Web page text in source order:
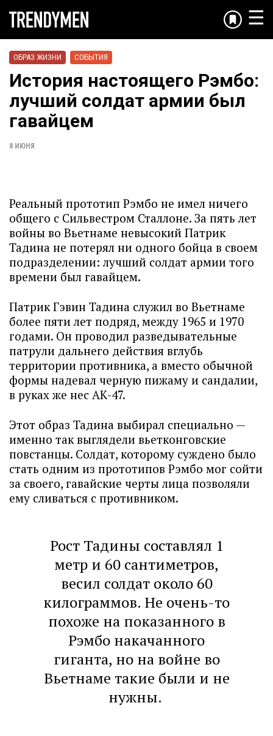
☰
ОБРАЗ ЖИЗНИ СОБЫТИЯ
История настоящего Рэмбо:
лучший солдат армии был
гавайцем
8 ИЮНЯ
Реальный прототип Рэмбо не имел ничего
общего с Сильвестром Сталлоне. За пять лет
войны во Вьетнаме невысокий Патрик
Тадина не потерял ни одного бойца в своем
подразделении: лучший солдат армии того
времени был гавайцем.
Патрик Гэвин Тадина служил во Вьетнаме
более пяти лет подряд, между 1965 и 1970
годами. Он проводил разведывательные
патрули дальнего действия вглубь
территории противника, а вместо обычной
формы надевал черную пижаму и сандалии,
в руках же нес АК-47.
Этот образ Тадина выбирал специально —
именно так выглядели вьетконговские
повстанцы. Солдат, которому суждено было
стать одним из прототипов Рэмбо мог сойти
за своего, гавайские черты лица позволяли
ему сливаться с противником.
Рост Тадины составлял 1
метр и 60 сантиметров,
весил солдат около 60
килограммов. Не очень-то
похоже на показанного в
Рэмбо накачанного
гиганта, но на войне во
Вьетнаме такие были и не
нужны.